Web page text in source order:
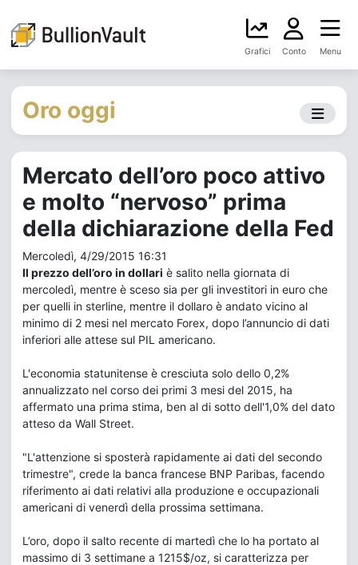
Grafici Conto Menu
Oro oggi
Mercato dell’oro poco attivo
e molto “nervoso” prima
della dichiarazione della Fed
Mercoledì, 4/29/2015 16:31
Il prezzo dell’oro in dollari è salito nella giornata di
mercoledì, mentre è sceso sia per gli investitori in euro che
per quelli in sterline, mentre il dollaro è andato vicino al
minimo di 2 mesi nel mercato Forex, dopo l’annuncio di dati
inferiori alle attese sul PIL americano.
L'economia statunitense è cresciuta solo dello 0,2%
annualizzato nel corso dei primi 3 mesi del 2015, ha
affermato una prima stima, ben al di sotto dell'1,0% del dato
atteso da Wall Street.
"L'attenzione si sposterà rapidamente ai dati del secondo
trimestre", crede la banca francese BNP Paribas, facendo
riferimento ai dati relativi alla produzione e occupazionali
americani di venerdì della prossima settimana.
L’oro, dopo il salto recente di martedì che lo ha portato al
massimo di 3 settimane a 1215$/oz, si caratterizza per